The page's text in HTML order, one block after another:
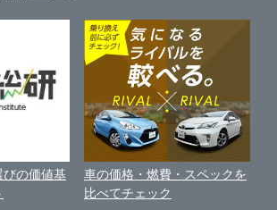
探す
関する基本方針
く表示
びの価値基
車の価格・燃費・スペックを
比べてチェック